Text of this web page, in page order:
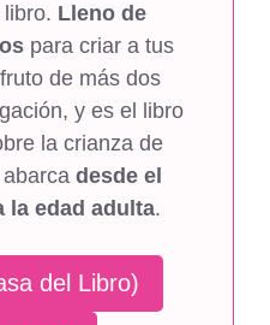
Lleno de
para criar a tus
de más dos
y es el libro
la crianza de
desde el
la edad adulta.
del Libro)